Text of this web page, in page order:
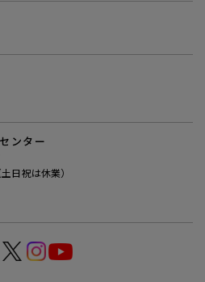
ンター
日祝は休業）